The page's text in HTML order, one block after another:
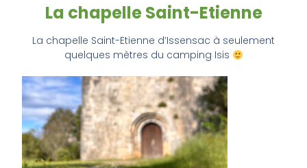
La chapelle Saint-Etienne
La chapelle Saint-Etienne d’Issensac à seulement
quelques mètres du camping Isis